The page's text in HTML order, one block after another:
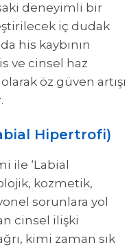
deneyimli bir
iç dudak
his kaybının
ve cinsel haz
öz güven artışı
Hipertrofi)
ile ‘Labial
kozmetik,
sorunlara yol
cinsel ilişki
kimi zaman sık